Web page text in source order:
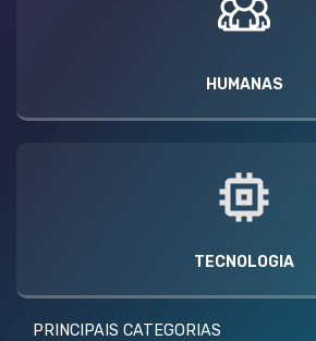
HUMANAS
TECNOLOGIA
PRINCIPAIS CATEGORIAS